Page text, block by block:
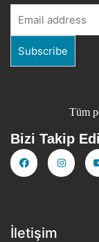
Tüm
Bizi Takip
İletişim